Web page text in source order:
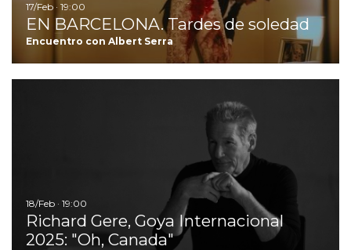
17/Feb · 19:00
EN BARCELONA. Tardes de soledad
Encuentro con Albert Serra
18/Feb · 19:00
Richard Gere, Goya Internacional
2025: "Oh, Canada"